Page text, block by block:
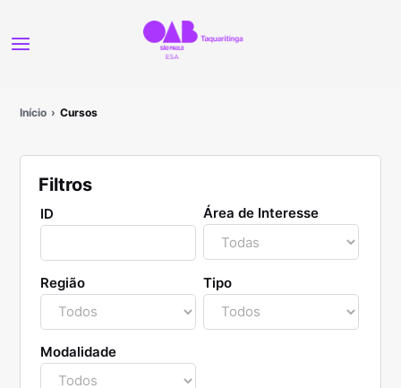
Início Cursos
Filtros
ID Área de Interesse
Região Tipo
Modalidade